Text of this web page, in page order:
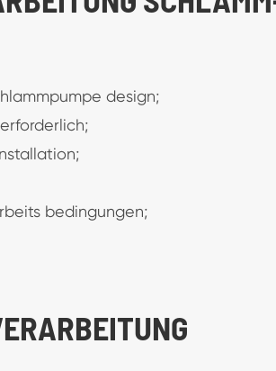
design;
bedingungen;